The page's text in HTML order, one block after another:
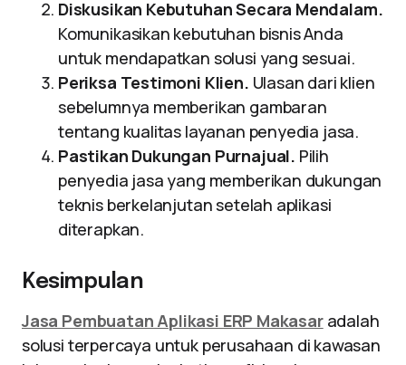
Diskusikan Kebutuhan Secara Mendalam.
Komunikasikan kebutuhan bisnis Anda
untuk mendapatkan solusi yang sesuai.
Periksa Testimoni Klien. Ulasan dari klien
sebelumnya memberikan gambaran
tentang kualitas layanan penyedia jasa.
Pastikan Dukungan Purnajual. Pilih
penyedia jasa yang memberikan dukungan
teknis berkelanjutan setelah aplikasi
diterapkan.
Kesimpulan
Jasa Pembuatan Aplikasi ERP Makasaradalah
solusi terpercaya untuk perusahaan di kawasan